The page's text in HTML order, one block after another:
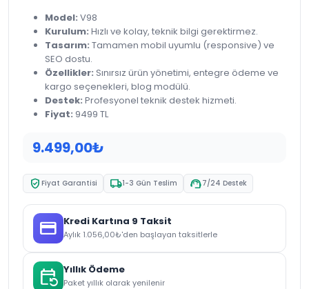
Model: V98
Kurulum: Hızlı ve kolay, teknik bilgi gerektirmez.
Tasarım: Tamamen mobil uyumlu (responsive) ve
SEO dostu.
Özellikler: Sınırsız ürün yönetimi, entegre ödeme ve
kargo seçenekleri, blog modülü.
Destek: Profesyonel teknik destek hizmeti.
Fiyat: 9499 TL
9.499,00₺
verified_user Fiyat Garantisi local_shipping1-3 Gün Teslim support_agent7/24 Destek
credit_card Kredi Kartına 9 Taksit
Aylık 1.056,00₺'den başlayan taksitlerle
event_repeat Yıllık Ödeme
Paket yıllık olarak yenilenir